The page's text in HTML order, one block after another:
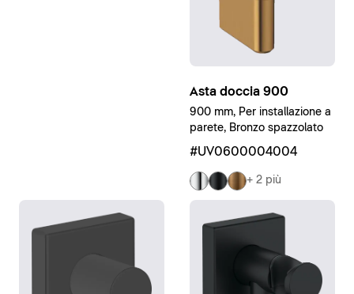
Asta doccia 900
900 mm, Per installazione a
parete, Bronzo spazzolato
#UV0600004004
+ 2 più